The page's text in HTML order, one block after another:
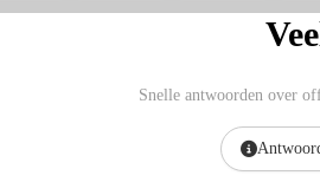
Snelle antwoorden over